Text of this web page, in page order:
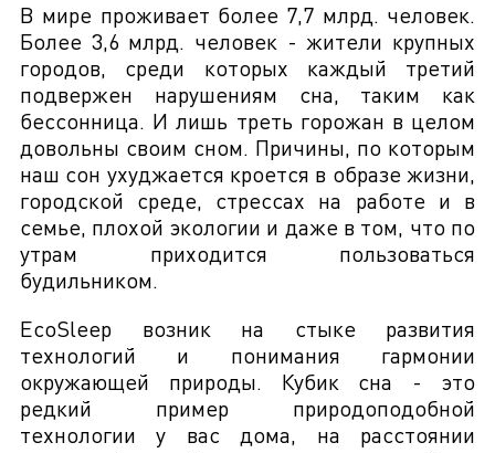
В мире проживает более 7,7 млрд. человек.
Более 3,6 млрд. человек - жители крупных
городов, среди которых каждый третий
подвержен нарушениям сна, таким как
бессонница. И лишь треть горожан в целом
довольны своим сном. Причины, по которым
наш сон ухуджается кроется в образе жизни,
городской среде, стрессах на работе и в
семье, плохой экологии и даже в том, что по
утрам приходится пользоваться
будильником.
EcoSleep возник на стыке развития
технологий и понимания гармонии
окружающей природы. Кубик сна - это
редкий пример природоподобной
технологии у вас дома, на расстоянии